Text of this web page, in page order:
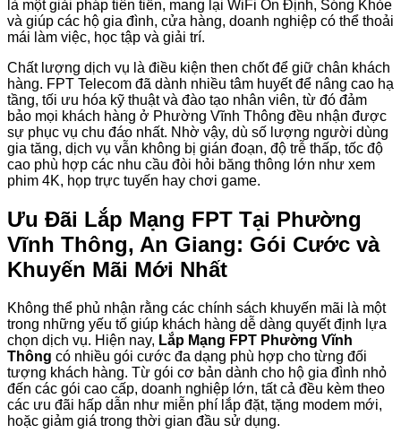
là một giải pháp tiên tiến, mang lại WiFi Ổn Định, Sóng Khỏe
và giúp các hộ gia đình, cửa hàng, doanh nghiệp có thể thoải
mái làm việc, học tập và giải trí.
Chất lượng dịch vụ là điều kiện then chốt để giữ chân khách
hàng. FPT Telecom đã dành nhiều tâm huyết để nâng cao hạ
tầng, tối ưu hóa kỹ thuật và đào tạo nhân viên, từ đó đảm
bảo mọi khách hàng ở Phường Vĩnh Thông đều nhận được
sự phục vụ chu đáo nhất. Nhờ vậy, dù số lượng người dùng
gia tăng, dịch vụ vẫn không bị gián đoạn, độ trễ thấp, tốc độ
cao phù hợp các nhu cầu đòi hỏi băng thông lớn như xem
phim 4K, họp trực tuyến hay chơi game.
Ưu Đãi Lắp Mạng FPT Tại Phường
Vĩnh Thông, An Giang: Gói Cước và
Khuyến Mãi Mới Nhất
Không thể phủ nhận rằng các chính sách khuyến mãi là một
trong những yếu tố giúp khách hàng dễ dàng quyết định lựa
chọn dịch vụ. Hiện nay, Lắp Mạng FPT Phường Vĩnh
Thông có nhiều gói cước đa dạng phù hợp cho từng đối
tượng khách hàng. Từ gói cơ bản dành cho hộ gia đình nhỏ
đến các gói cao cấp, doanh nghiệp lớn, tất cả đều kèm theo
các ưu đãi hấp dẫn như miễn phí lắp đặt, tặng modem mới,
hoặc giảm giá trong thời gian đầu sử dụng.